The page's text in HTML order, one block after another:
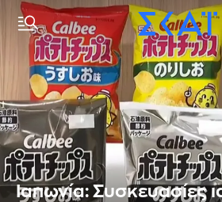
Ιαπωνία: Συσκευασίες